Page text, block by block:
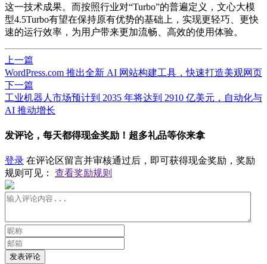
这一技术成果。而按照行业对“Turbo”的普遍定义，文心大模
型4.5Turbo有望在保持原有优势的基础上，实现更轻巧、更快
速的运行效率，为用户带来更加流畅、高效的使用体验。
上一篇
WordPress.com 推出全新 AI 网站构建工具，快速打造美观网页
下一篇
工业机器人市场预计到 2035 年将达到 2910 亿美元，自动化与
AI 推动增长
发评论，每天都得现金奖励！超多礼品等你来拿
登录 在评论区留言并审核通过后，即可获得现金奖励，奖励
规则可见： 查看奖励规则
发表评论